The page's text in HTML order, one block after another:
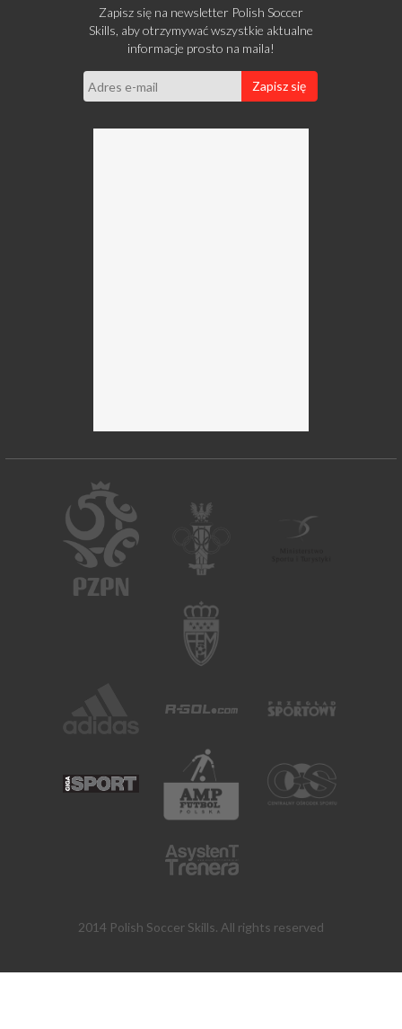
Zapisz się na newsletter Polish Soccer
Skills, aby otrzymywać wszystkie aktualne
informacje prosto na maila!
Zapisz się
2014 Polish Soccer Skills. All rights reserved